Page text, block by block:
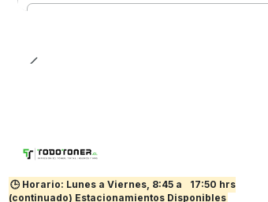
🕒 Horario: Lunes a Viernes, 8:45 a
17:50 hrs
(continuado) Estacionamientos Disponibles